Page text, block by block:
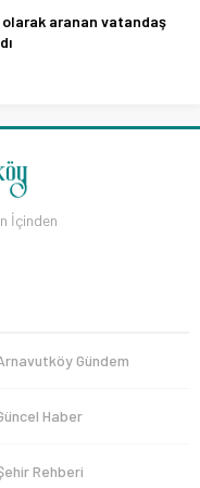
olarak aranan vatandaş
İçinden
Gündem
Haber
Rehberi